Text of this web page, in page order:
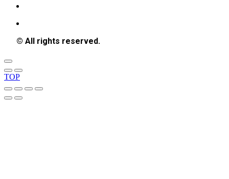
© All rights reserved.
TOP